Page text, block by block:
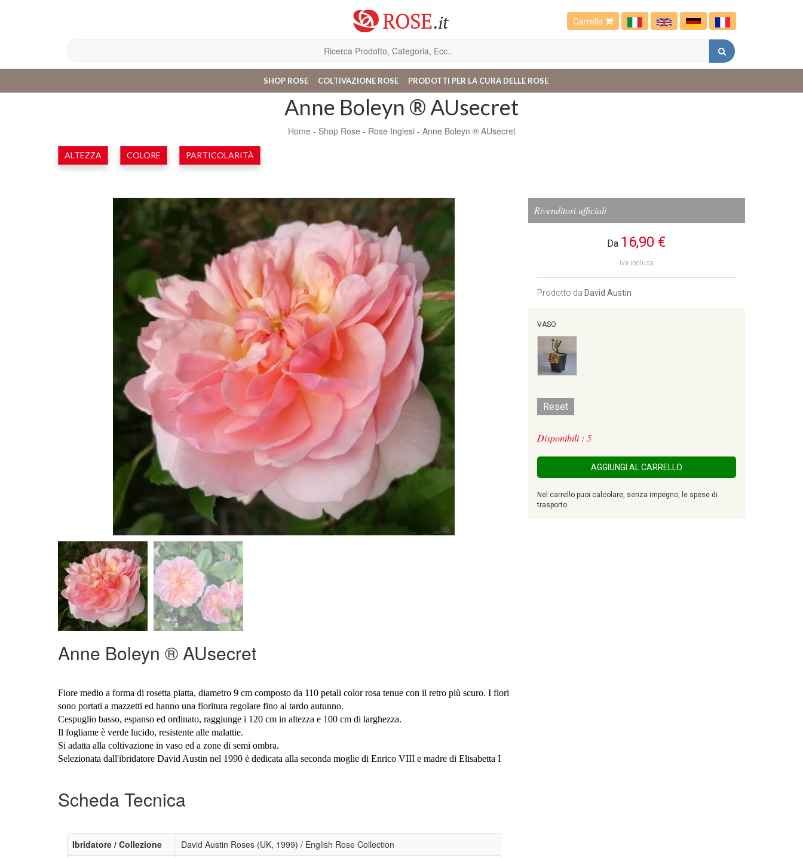
Carrello
SHOP ROSE COLTIVAZIONE ROSE PRODOTTI PER LA CURA DELLE ROSE
Anne Boleyn ® AUsecret
Home - Shop Rose - Rose Inglesi - Anne Boleyn ® AUsecret
ALTEZZA COLORE PARTICOLARITÀ
Anne Boleyn ® AUsecret
Fiore medio a forma di rosetta piatta, diametro 9 cm composto da 110 petali color rosa tenue con il retro più scuro. I fiori
sono portati a mazzetti ed hanno una fioritura regolare fino al tardo autunno.
Cespuglio basso, espanso ed ordinato, raggiunge i 120 cm in altezza e 100 cm di larghezza.
Il fogliame è verde lucido, resistente alle malattie.
Si adatta alla coltivazione in vaso ed a zone di semi ombra.
Selezionata dall'ibridatore David Austin nel 1990 è dedicata alla seconda moglie di Enrico VIII e madre di Elisabetta I
Scheda Tecnica
Ibridatore / Collezione
David Austin Roses (UK, 1999) / English Rose Collection
Rivenditori ufficiali
Da 16,90 €
iva inclusa
Prodotto da David Austin
VASO
Reset
Disponibili : 5
AGGIUNGI AL CARRELLO
Nel carrello puoi calcolare, senza impegno, le spese di
trasporto